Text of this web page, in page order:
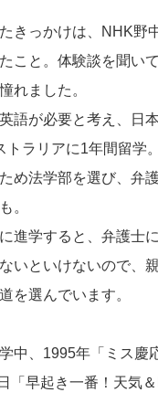
きっかけは、NHK野
こと。体験談を聞い
れました。
語が必要と考え、日
トラリアに1年間留学
め法学部を選び、弁
。
進学すると、弁護士
いといけないので、
を選んでいます。
中、1995年「ミス慶
「早起き一番！天気